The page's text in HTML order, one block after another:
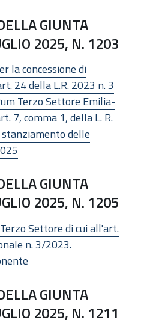
GIUNTA
2025, N. 1203
la concessione di
24 della L.R. 2023 n. 3
Terzo Settore Emilia-
7, comma 1, della L. R.
delle
GIUNTA
2025, N. 1205
Settore di cui all'art.
n. 3/2023.
GIUNTA
2025, N. 1211